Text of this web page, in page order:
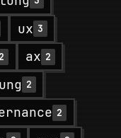
ux 3
2 ax 2
2
2